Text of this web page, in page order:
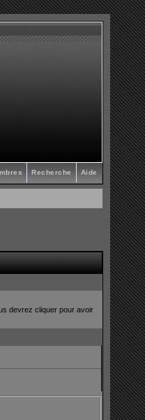
Aide
Recherche
devrez cliquer pour avoir